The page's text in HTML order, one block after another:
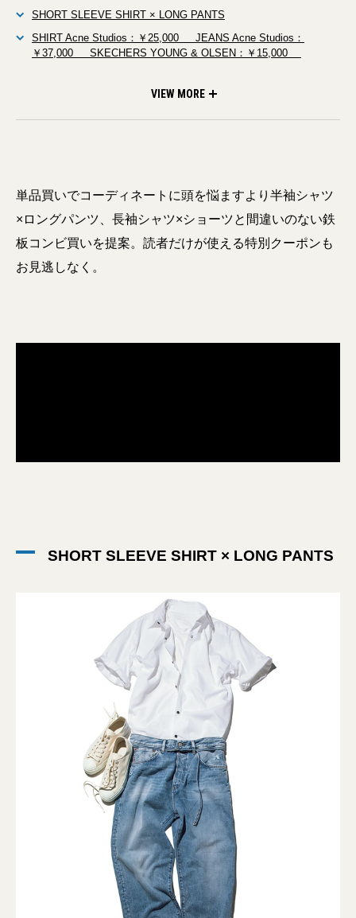
SHORT SLEEVE SHIRT × LONG PANTS
SHIRT Acne Studios：￥25,000 JEANS Acne Studios：
￥37,000 SKECHERS YOUNG & OLSEN：￥15,000
SANDALS PARABOOT：￥34,000
SANDALS KAPTAIN SUNSHINE × PHIGVEL：￥33,000
PARABOOT：￥27,000 BAG BATTENWEAR：￥6,400
LOWNN：￥10,000 BELT LEMAIRE：￥31,000 BOOTS
￥24,000 SHOES PARABOOT：￥70,000 BAG
BELT SCYE：￥13,000 SKECHERS ROA：￥53,000
SKECHERS Acne Studios：￥50,000 NECK POUCH
VIEW MORE
単品買いでコーディネートに頭を悩ますより半袖シャツ
×ロングパンツ、長袖シャツ×ショーツと間違いのない鉄
板コンビ買いを提案。読者だけが使える特別クーポンも
お見逃しなく。
SHORT SLEEVE SHIRT × LONG PANTS